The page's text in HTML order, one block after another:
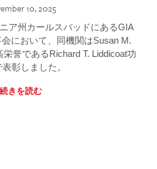
10, 2025
ア州カールスバッドにあるGIA
において、同機関はSusan M.
誉であるRichard T. Liddicoat功
彰しました。
続きを読む